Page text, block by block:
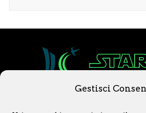
Gestisci